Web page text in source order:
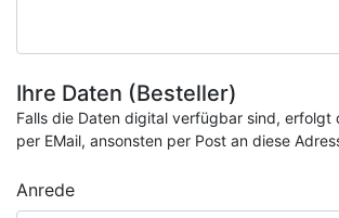
Ihre Daten (Besteller)
Falls die Daten digital verfügbar sind, erfolgt
per EMail, ansonsten per Post an diese
Anrede